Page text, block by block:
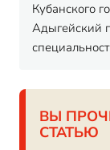
Кубанского
Адыгейский
ВЫ
СТАТЬЮ